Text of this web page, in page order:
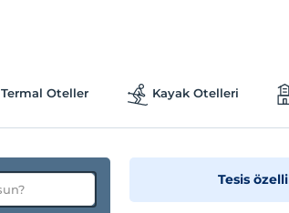
Termal Oteller Kayak Otelleri
Tesis